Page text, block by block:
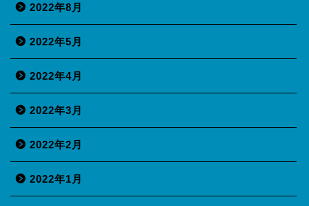
2022年8月
2022年5月
2022年4月
2022年3月
2022年2月
2022年1月